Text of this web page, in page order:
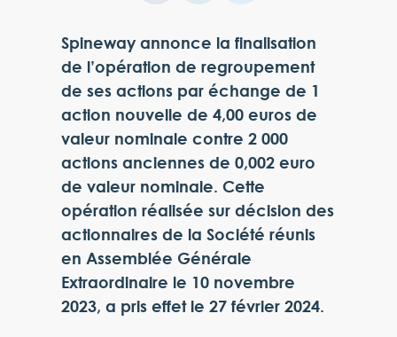
Spineway annonce la finalisation
de l’opération de regroupement
de ses actions par échange de 1
action nouvelle de 4,00 euros de
valeur nominale contre 2 000
actions anciennes de 0,002 euro
de valeur nominale. Cette
opération réalisée sur décision des
actionnaires de la Société réunis
en Assemblée Générale
Extraordinaire le 10 novembre
2023, a pris effet le 27 février 2024.